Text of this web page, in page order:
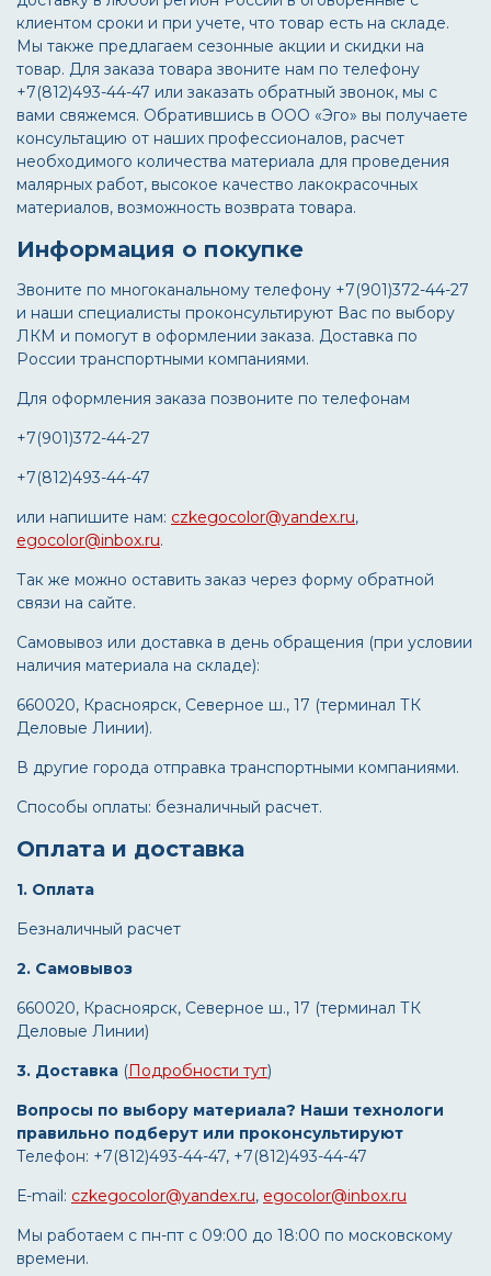
клиентом сроки и при учете, что товар есть на складе.
Мы также предлагаем сезонные акции и скидки на
товар. Для заказа товара звоните нам по телефону
+7(812)493-44-47 или заказать обратный звонок, мы с
вами свяжемся. Обратившись в ООО «Эго» вы получаете
консультацию от наших профессионалов, расчет
необходимого количества материала для проведения
малярных работ, высокое качество лакокрасочных
материалов, возможность возврата товара.
Информация о покупке
Звоните по многоканальному телефону +7(901)372-44-27
и наши специалисты проконсультируют Вас по выбору
ЛКМ и помогут в оформлении заказа. Доставка по
России транспортными компаниями.
Для оформления заказа позвоните по телефонам
+7(901)372-44-27
+7(812)493-44-47
или напишите нам: czkegocolor@yandex.ru,
egocolor@inbox.ru.
Так же можно оставить заказ через форму обратной
связи на сайте.
Самовывоз или доставка в день обращения (при условии
наличия материала на складе):
660020, Красноярск, Северное ш., 17 (терминал ТК
Деловые Линии).
В другие города отправка транспортными компаниями.
Способы оплаты: безналичный расчет.
Оплата и доставка
1. Оплата
Безналичный расчет
2. Самовывоз
660020, Красноярск, Северное ш., 17 (терминал ТК
Деловые Линии)
3. Доставка (Подробности тут)
Вопросы по выбору материала? Наши технологи
правильно подберут или проконсультируют
Телефон: +7(812)493-44-47, +7(812)493-44-47
Е-mail: czkegocolor@yandex.ru, egocolor@inbox.ru
Мы работаем с пн-пт с 09:00 до 18:00 по московскому
времени.